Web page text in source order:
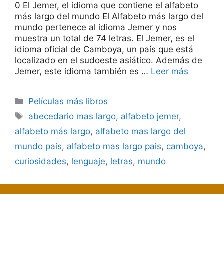
0 El Jemer, el idioma que contiene el alfabeto
más largo del mundo El Alfabeto más largo del
mundo pertenece al idioma Jemer y nos
muestra un total de 74 letras. El Jemer, es el
idioma oficial de Camboya, un país que está
localizado en el sudoeste asiático. Además de
Jemer, este idioma también es … Leer más
Categorías
Películas más libros
Etiquetas
abecedario mas largo, alfabeto jemer,
alfabeto más largo, alfabeto mas largo del
mundo pais, alfabeto mas largo pais, camboya,
curiosidades, lenguaje, letras, mundo